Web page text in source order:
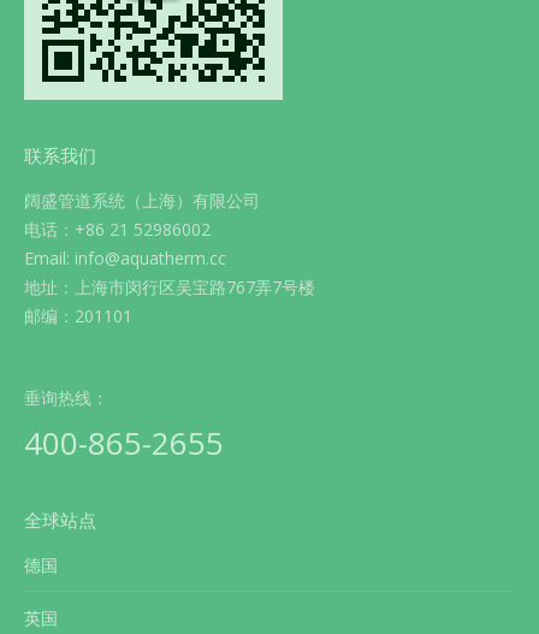
联系我们
阔盛管道系统（上海）有限公司
电话：+86 21 52986002
Email: info@aquatherm.cc
地址：上海市闵行区吴宝路767弄7号楼
邮编：201101
垂询热线：
400-865-2655
全球站点
德国
英国